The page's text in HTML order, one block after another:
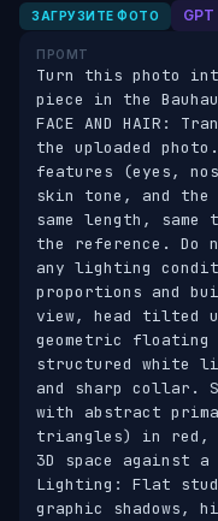
ЗАГРУЗИТЕ ФОТО
ПРОМТ
Turn this photo
piece in the
FACE AND HAIR:
the uploaded
features (eyes,
skin tone, and the
same length,
the reference. Do
any lighting
proportions and
view, head tilted
geometric floating
structured white
and sharp collar.
with abstract
triangles) in red,
3D space against
Lighting: Flat
graphic shadows,